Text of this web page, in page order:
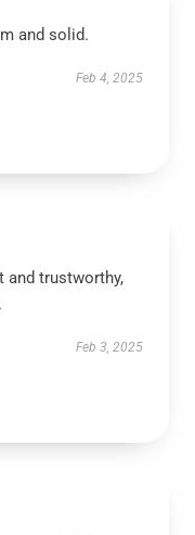
and solid.
Feb 4, 2025
and trustworthy,
Feb 3, 2025